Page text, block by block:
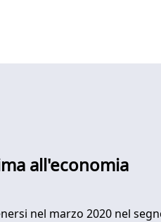
all'economia
nel marzo 2020 nel